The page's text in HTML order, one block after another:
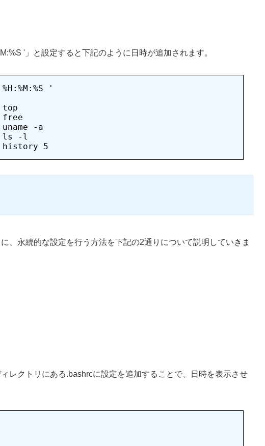
'」と設定すると下記のように日時が追加されます。
'
top
free
-a
ls -l
、永続的な設定を行う方法を下記の2通りについて説明していきま
レクトリにある.bashrcに設定を追加することで、日時を表示させ